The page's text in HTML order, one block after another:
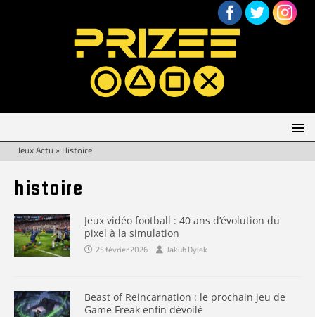
Jeux Actu » Histoire
histoire
Jeux vidéo football : 40 ans d’évolution du
pixel à la simulation
25 février 2026 Jakub Dylak
Beast of Reincarnation : le prochain jeu de
Game Freak enfin dévoilé